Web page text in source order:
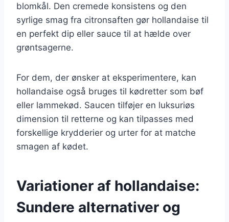
blomkål. Den cremede konsistens og den
syrlige smag fra citronsaften gør hollandaise til
en perfekt dip eller sauce til at hælde over
grøntsagerne.
For dem, der ønsker at eksperimentere, kan
hollandaise også bruges til kødretter som bøf
eller lammekød. Saucen tilføjer en luksuriøs
dimension til retterne og kan tilpasses med
forskellige krydderier og urter for at matche
smagen af kødet.
Variationer af hollandaise:
Sundere alternativer og